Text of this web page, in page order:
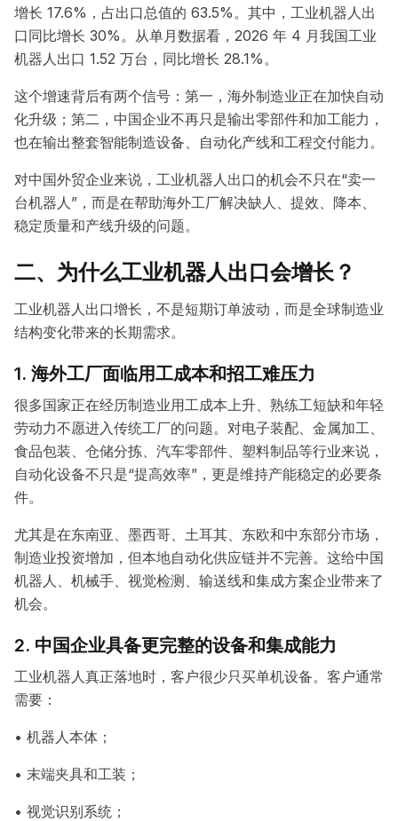
增长 17.6%，占出口总值的 63.5%。其中，工业机器人出
口同比增长 30%。从单月数据看，2026 年 4 月我国工业
机器人出口 1.52 万台，同比增长 28.1%。
这个增速背后有两个信号：第一，海外制造业正在加快自动
化升级；第二，中国企业不再只是输出零部件和加工能力，
也在输出整套智能制造设备、自动化产线和工程交付能力。
对中国外贸企业来说，工业机器人出口的机会不只在“卖一
台机器人”，而是在帮助海外工厂解决缺人、提效、降本、
稳定质量和产线升级的问题。
二、为什么工业机器人出口会增长？
工业机器人出口增长，不是短期订单波动，而是全球制造业
结构变化带来的长期需求。
1. 海外工厂面临用工成本和招工难压力
很多国家正在经历制造业用工成本上升、熟练工短缺和年轻
劳动力不愿进入传统工厂的问题。对电子装配、金属加工、
食品包装、仓储分拣、汽车零部件、塑料制品等行业来说，
自动化设备不只是“提高效率”，更是维持产能稳定的必要条
件。
尤其是在东南亚、墨西哥、土耳其、东欧和中东部分市场，
制造业投资增加，但本地自动化供应链并不完善。这给中国
机器人、机械手、视觉检测、输送线和集成方案企业带来了
机会。
2. 中国企业具备更完整的设备和集成能力
工业机器人真正落地时，客户很少只买单机设备。客户通常
需要：
• 机器人本体；
• 末端夹具和工装；
• 视觉识别系统；